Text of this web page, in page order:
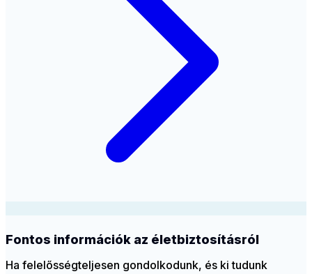
Fontos információk az életbiztosításról
Ha felelősségteljesen gondolkodunk, és ki tudunk